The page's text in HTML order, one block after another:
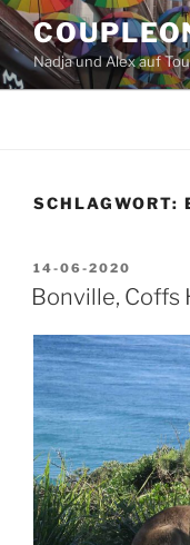
Zum
Inhalt
springenNadja und Alex auf
SCHLAGWORT:
VERÖFFENTLICHT
AM
14-06-2020
Bonville, Coffs